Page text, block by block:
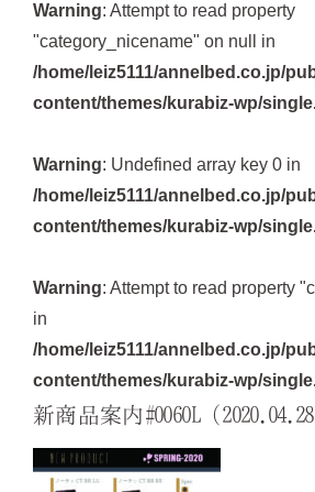
Warning: Attempt to read property
"category_nicename" on null in
/home/leiz5111/annelbed.co.jp/
content/themes/kurabiz-wp/
Warning: Undefined array key 0 in
/home/leiz5111/annelbed.co.jp/
content/themes/kurabiz-wp/
Warning: Attempt to read property
in
/home/leiz5111/annelbed.co.jp/
content/themes/kurabiz-wp/
新商品案内#006OL（